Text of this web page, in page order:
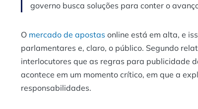
governo busca soluções para conter o
O mercado de apostas online está em alta, e
parlamentares e, claro, o público. Segundo
interlocutores que as regras para publicidade
acontece em um momento crítico, em que a
responsabilidades.